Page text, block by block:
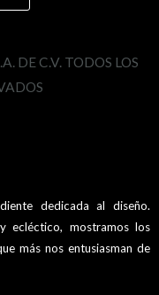
DE C.V. TODOS LOS
dedicada al diseño.
ecléctico, mostramos los
más nos entusiasman de